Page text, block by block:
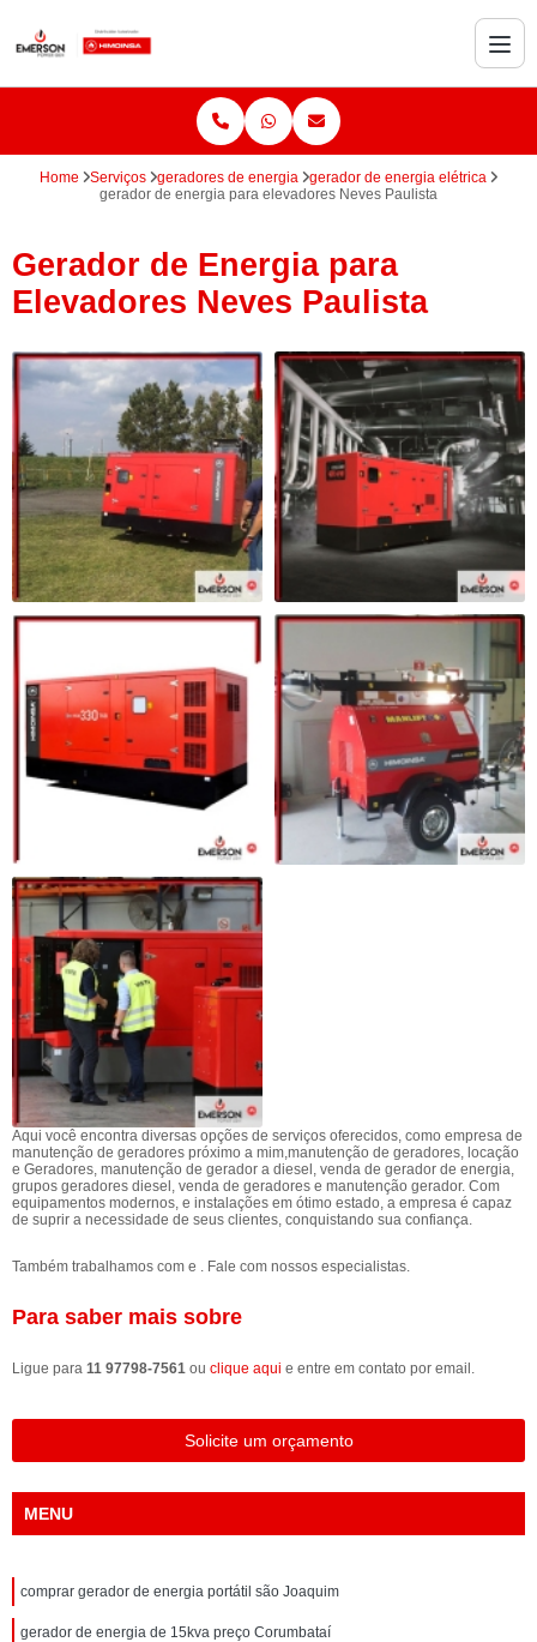
Home Serviços geradores de energia
gerador de energia elétrica
gerador de energia para elevadores Neves Paulista
Gerador de Energia para
Elevadores Neves Paulista
Aqui você encontra diversas opções de serviços oferecidos, como empresa de
manutenção de geradores próximo a mim,manutenção de geradores, locação
e Geradores, manutenção de gerador a diesel, venda de gerador de energia,
grupos geradores diesel, venda de geradores e manutenção gerador. Com
equipamentos modernos, e instalações em ótimo estado, a empresa é capaz
de suprir a necessidade de seus clientes, conquistando sua confiança.
Também trabalhamos com e . Fale com nossos especialistas.
Para saber mais sobre
Ligue para 11 97798-7561 ou clique aqui e entre em contato por email.
Solicite um orçamento
MENU
comprar gerador de energia portátil são Joaquim
gerador de energia de 15kva preço Corumbataí